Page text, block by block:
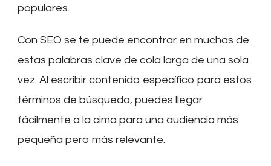
populares.
Con SEO se te puede encontrar en muchas de
estas palabras clave de cola larga de una sola
vez. Al escribir contenido específico para estos
términos de búsqueda, puedes llegar
fácilmente a la cima para una audiencia más
pequeña pero más relevante.